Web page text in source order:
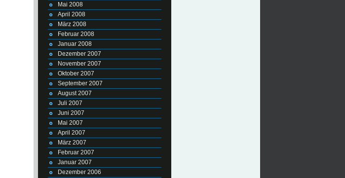
Mai 2008
April 2008
März 2008
Februar 2008
Januar 2008
Dezember 2007
November 2007
Oktober 2007
September 2007
August 2007
Juli 2007
Juni 2007
Mai 2007
April 2007
März 2007
Februar 2007
Januar 2007
Dezember 2006